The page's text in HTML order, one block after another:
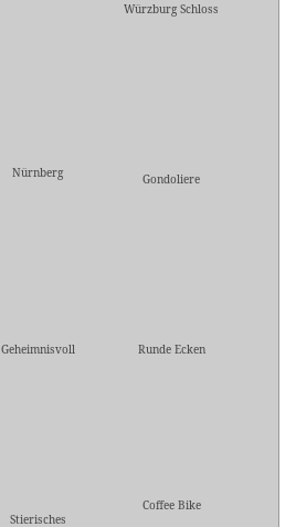
Würzburg Schloss
Nürnberg Gondoliere
Geheimnisvoll Runde Ecken
Stierisches
Coffee Bike